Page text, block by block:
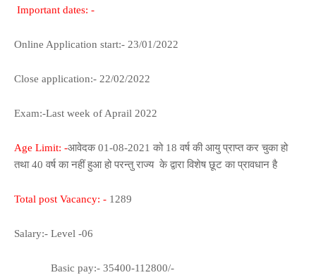
Important dates: -
Online Application start:- 23/01/2022
Close application:- 22/02/2022
Exam:-Last week of Aprail 2022
Age Limit: -आवेदक 01-08-2021 को 18 वर्ष की आयु प्राप्त कर चुका हो
तथा 40 वर्ष का नहीं हुआ हो परन्तु राज्य के द्वारा विशेष छूट का प्रावधान है
Total post Vacancy: - 1289
Salary:- Level -06
Basic pay:- 35400-112800/-